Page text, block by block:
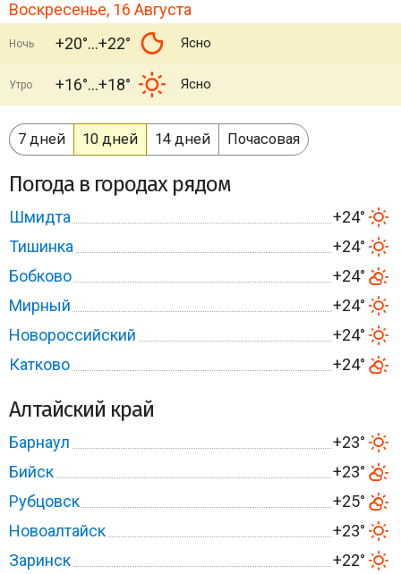
Воскресенье, 16 Августа
Ночь +20° +22° Ясно
Утро +16° +18° Ясно
7 дней 10 дней 14 дней Почасовая
Погода в городах рядом
Шмидта
+24°
Тишинка
+24°
Бобково
+24°
Мирный
+24°
Новороссийский
+24°
Катково
+24°
Алтайский край
Барнаул
+23°
Бийск
+23°
Рубцовск
+25°
Новоалтайск
+23°
Заринск
+22°